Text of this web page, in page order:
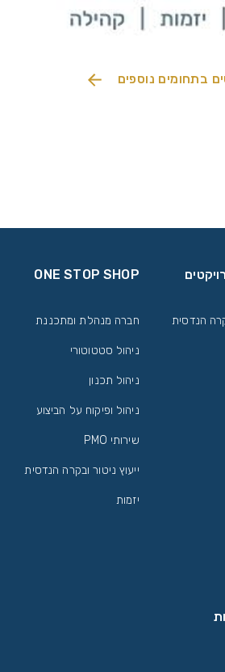
בתחומים נוספים
הנדסית
ONE STOP SHOP
חברה מנהלת ומתכננת
ניהול סטטוטורי
ניהול תכנון
ניהול ופיקוח על הביצוע
שירותי PMO
ייעוץ ניטור ובקרה הנדסית
יזמות